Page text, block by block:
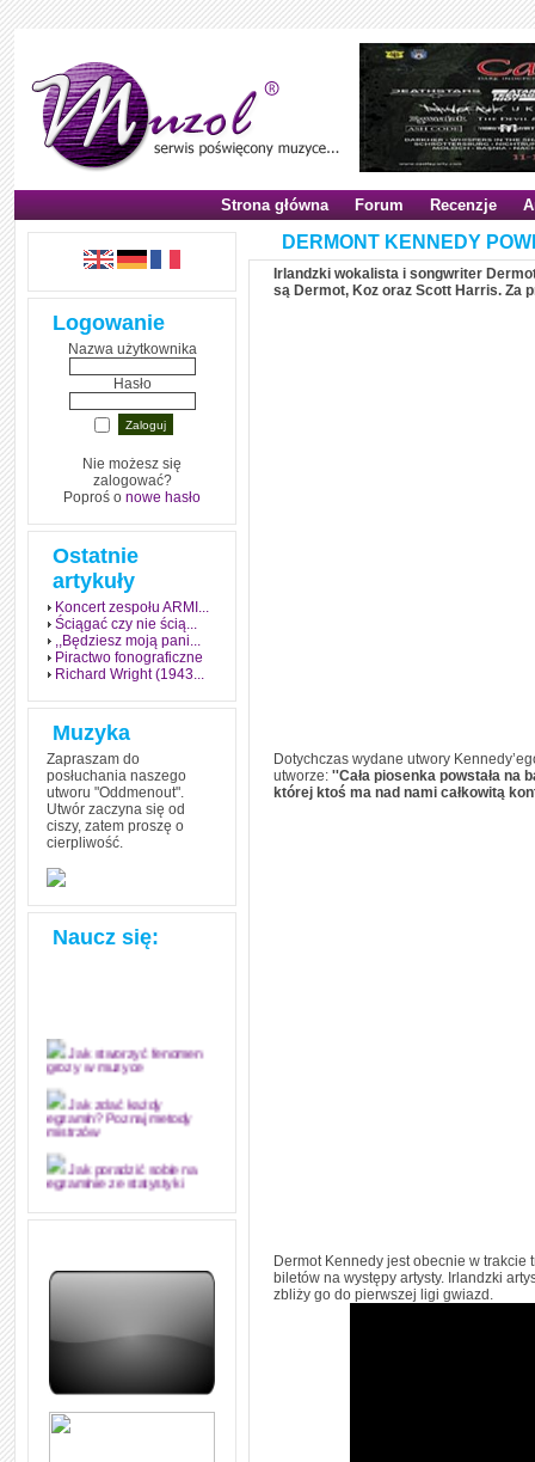
Strona główna Forum Recenzje
Logowanie
Nazwa użytkownika
Hasło
Nie możesz się
zalogować?
Poproś o nowe hasło
Ostatnie
artykuły
Koncert zespołu ARMI...
Ściągać czy nie ścią...
,,Będziesz moją pani...
Piractwo fonograficzne
Richard Wright (1943...
Muzyka
Zapraszam do
posłuchania naszego
utworu "Oddmenout".
Utwór zaczyna się od
ciszy, zatem proszę o
cierpliwość.
Naucz się:
Jak stworzyć fenomen
grozy w muzyce
Jak zdać każdy
egzamin? Poznaj metody
mistrzów
Jak poradzić sobie na
egzaminie ze statystyki
Jak napisać
dyplomową i ją z sukcesem
kółko tych samych błędów w
W jaki sposób 1000
formuł konwersacyjnych
pozwoli Ci opanować język
DERMONT KENNEDY
Irlandzki wokalista i songwriter
są Dermot, Koz oraz Scott Harris. Za
Dotychczas wydane utwory
utworze: ''Cała piosenka powstała na
której ktoś ma nad nami całkowitą
Dermot Kennedy jest obecnie w trakcie
biletów na występy artysty. Irlandzki
zbliży go do pierwszej ligi gwiazd.